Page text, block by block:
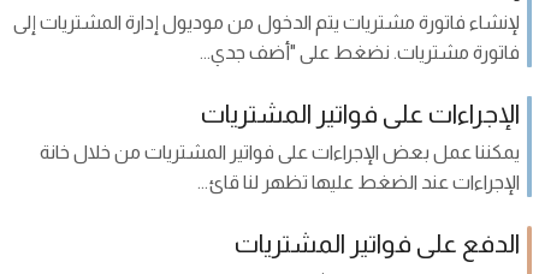
لإنشاء فاتورة مشتريات يتم الدخول من موديول إدارة المشتريات إلى
فاتورة مشتريات. نضغط على "أضف جدي...
الإجراءات على فواتير المشتريات
يمكننا عمل بعض الإجراءات على فواتير المشتريات من خلال خانة
الإجراءات عند الضغط عليها تظهر لنا قائ...
الدفع على فواتير المشتريات